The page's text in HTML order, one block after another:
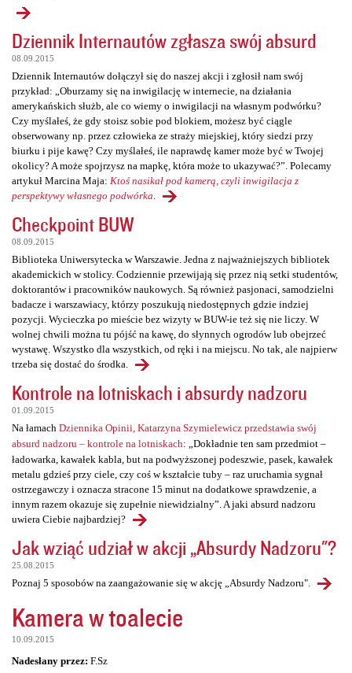
Dziennik Internautów zgłasza swój absurd
08.09.2015
Dziennik Internautów dołączył się do naszej akcji i zgłosił nam swój
przykład: „Oburzamy się na inwigilację w internecie, na działania
amerykańskich służb, ale co wiemy o inwigilacji na własnym podwórku?
Czy myślałeś, że gdy stoisz sobie pod blokiem, możesz być ciągle
obserwowany np. przez człowieka ze straży miejskiej, który siedzi przy
biurku i pije kawę? Czy myślałeś, ile naprawdę kamer może być w Twojej
okolicy? A może spojrzysz na mapkę, która może to ukazywać?”. Polecamy
artykuł Marcina Maja: Ktoś nasikał pod kamerą, czyli inwigilacja z
perspektywy własnego podwórka
Checkpoint BUW
08.09.2015
Biblioteka Uniwersytecka w Warszawie. Jedna z najważniejszych bibliotek
akademickich w stolicy. Codziennie przewijają się przez nią setki studentów,
doktorantów i pracowników naukowych. Są również pasjonaci, samodzielni
badacze i warszawiacy, którzy poszukują niedostępnych gdzie indziej
pozycji. Wycieczka po mieście bez wizyty w BUW-ie też się nie liczy. W
wolnej chwili można tu pójść na kawę, do słynnych ogrodów lub obejrzeć
wystawę. Wszystko dla wszystkich, od ręki i na miejscu. No tak, ale najpierw
trzeba się dostać do środka.
Kontrole na lotniskach i absurdy nadzoru
01.09.2015
Na łamach Dziennika Opinii, Katarzyna Szymielewicz przedstawia swój
absurd nadzoru – kontrole na lotniskach: „Dokładnie ten sam przedmiot –
ładowarka, kawałek kabla, but na podwyższonej podeszwie, pasek, kawałek
metalu gdzieś przy ciele, czy coś w kształcie tuby – raz uruchamia sygnał
ostrzegawczy i oznacza stracone 15 minut na dodatkowe sprawdzenie, a
innym razem okazuje się zupełnie niewidzialny”. A jaki absurd nadzoru
uwiera Ciebie najbardziej?
Jak wziąć udział w akcji „Absurdy Nadzoru"?
25.08.2015
Poznaj 5 sposobów na zaangażowanie się w akcję „Absurdy Nadzoru".
Kamera w toalecie
10.09.2015
Nadesłany przez: F.Sz